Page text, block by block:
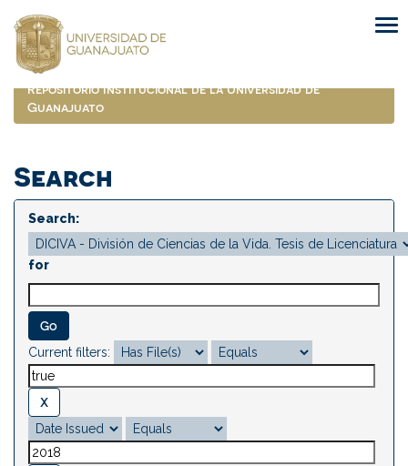
navigation
Repositorio Institucional de la Universidad de
Guanajuato
Search
Search:
for
Current filters: